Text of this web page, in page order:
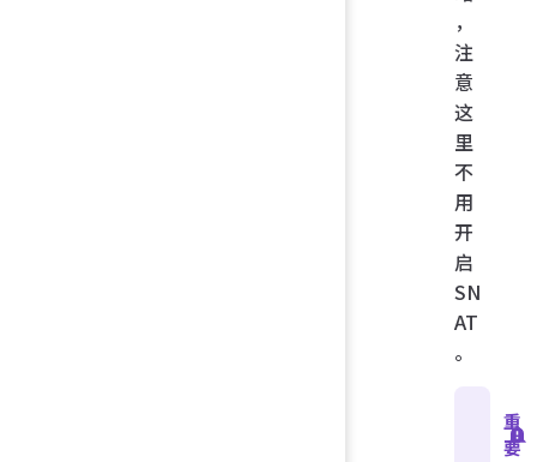
，
注
意
这
里
不
用
开
启
SN
AT
。
重
要